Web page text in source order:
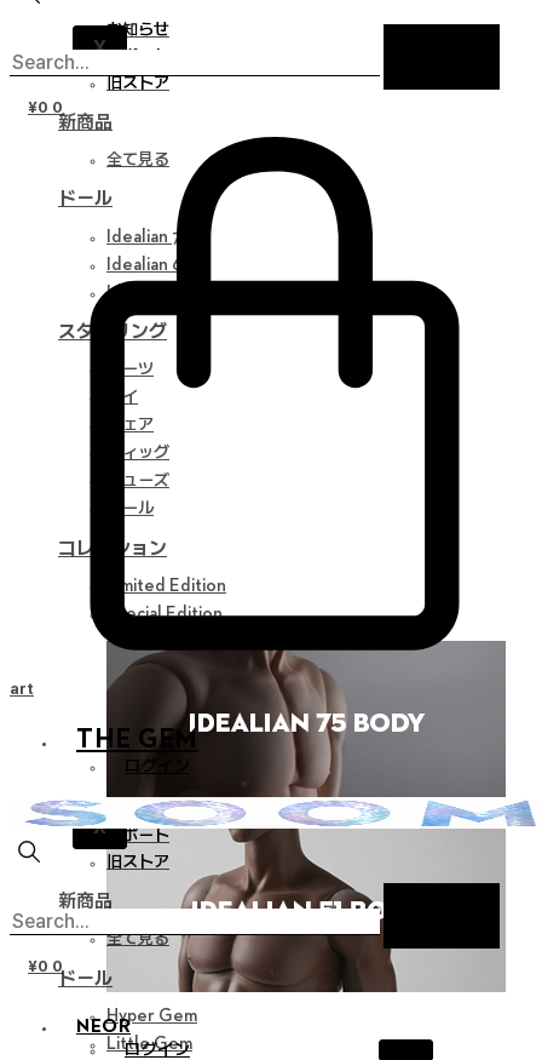
X
お知らせ
サポート
旧ストア
新商品
全て見る
ドール
Idealian 75 M
Idealian 68 F
Idealian 51 M
スタイリング
パーツ
アイ
ウェア
ウィッグ
シューズ
ツール
コレクション
Limited Edition
Special Edition
NEOR
ログイン
¥0 0
THE GEM
ログイン
X
お知らせ
サポート
旧ストア
新商品
全て見る
ドール
Hyper Gem
Little Gem
¥0 0